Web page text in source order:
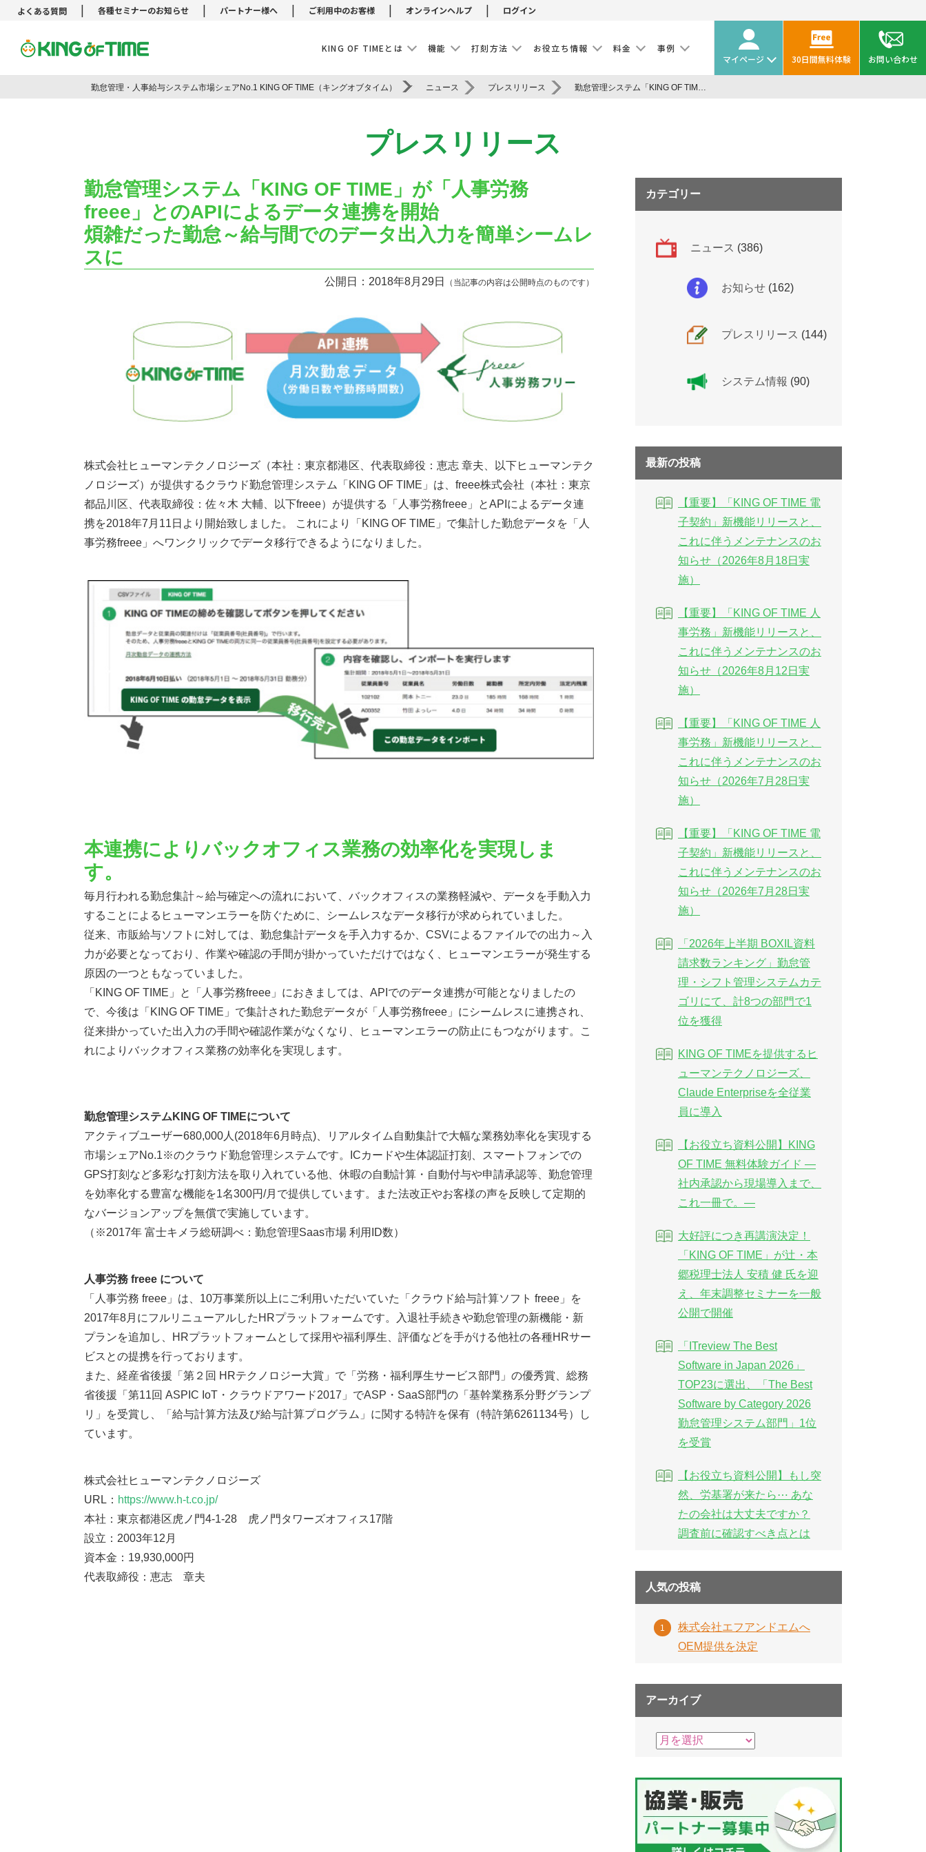
よくある質問 | 各種セミナーのお知らせ | パートナー様へ | ご利用中のお客様 | オンラインヘルプ | ログイン
KING OF TIMEとは 機能 打刻方法 お役立ち情報 料金
事例
マイページ
30日間無料体験 お問い合わせ
勤怠管理・人事給与システム市場シェアNo.1 KING OF TIME（キングオブタイム） ニュース プレスリリース 勤怠管理システム「KING OF TIME」が「人事労務freee」とのAPIによるデータ連携を開始
プレスリリース
勤怠管理システム「KING OF TIME」が「人事労務
freee」とのAPIによるデータ連携を開始
煩雑だった勤怠～給与間でのデータ出入力を簡単シームレ
スに
公開日：2018年8月29日 （当記事の内容は公開時点のものです）
株式会社ヒューマンテクノロジーズ（本社：東京都港区、代表取締役：恵志 章夫、以下ヒューマンテク
ノロジーズ）が提供するクラウド勤怠管理システム「KING OF TIME」は、freee株式会社（本社：東京
都品川区、代表取締役：佐々木 大輔、以下freee）が提供する「人事労務freee」とAPIによるデータ連
携を2018年7月11日より開始致しました。 これにより「KING OF TIME」で集計した勤怠データを「人
事労務freee」へワンクリックでデータ移行できるようになりました。
本連携によりバックオフィス業務の効率化を実現しま
す。
毎月行われる勤怠集計～給与確定への流れにおいて、バックオフィスの業務軽減や、データを手動入力
することによるヒューマンエラーを防ぐために、シームレスなデータ移行が求められていました。
従来、市販給与ソフトに対しては、勤怠集計データを手入力するか、CSVによるファイルでの出力～入
力が必要となっており、作業や確認の手間が掛かっていただけではなく、ヒューマンエラーが発生する
原因の一つともなっていました。
「KING OF TIME」と「人事労務freee」におきましては、APIでのデータ連携が可能となりましたの
で、今後は「KING OF TIME」で集計された勤怠データが「人事労務freee」にシームレスに連携され、
従来掛かっていた出入力の手間や確認作業がなくなり、ヒューマンエラーの防止にもつながります。こ
れによりバックオフィス業務の効率化を実現します。
勤怠管理システムKING OF TIMEについて
アクティブユーザー680,000人(2018年6月時点)、リアルタイム自動集計で大幅な業務効率化を実現する
市場シェアNo.1※のクラウド勤怠管理システムです。ICカードや生体認証打刻、スマートフォンでの
GPS打刻など多彩な打刻方法を取り入れている他、休暇の自動計算・自動付与や申請承認等、勤怠管理
を効率化する豊富な機能を1名300円/月で提供しています。また法改正やお客様の声を反映して定期的
なバージョンアップを無償で実施しています。
（※2017年 富士キメラ総研調べ：勤怠管理Saas市場 利用ID数）
人事労務 freee について
「人事労務 freee」は、10万事業所以上にご利用いただいていた「クラウド給与計算ソフト freee」を
2017年8月にフルリニューアルしたHRプラットフォームです。入退社手続きや勤怠管理の新機能・新
プランを追加し、HRプラットフォームとして採用や福利厚生、評価などを手がける他社の各種HRサー
ビスとの提携を行っております。
また、経産省後援「第２回 HRテクノロジー大賞」で「労務・福利厚生サービス部門」の優秀賞、総務
省後援「第11回 ASPIC IoT・クラウドアワード2017」でASP・SaaS部門の「基幹業務系分野グランプ
リ」を受賞し、「給与計算方法及び給与計算プログラム」に関する特許を保有（特許第6261134号）し
ています。
株式会社ヒューマンテクノロジーズ
URL： https://www.h-t.co.jp/
本社：東京都港区虎ノ門4-1-28 虎ノ門タワーズオフィス17階
設立：2003年12月
資本金：19,930,000円
代表取締役：恵志 章夫
カテゴリー
ニュース (386)
お知らせ (162)
プレスリリース (144)
システム情報 (90)
最新の投稿
【重要】「KING OF TIME 電
子契約」新機能リリースと、
これに伴うメンテナンスのお
知らせ（2026年8月18日実
施）
【重要】「KING OF TIME 人
事労務」新機能リリースと、
これに伴うメンテナンスのお
知らせ（2026年8月12日実
施）
【重要】「KING OF TIME 人
事労務」新機能リリースと、
これに伴うメンテナンスのお
知らせ（2026年7月28日実
施）
【重要】「KING OF TIME 電
子契約」新機能リリースと、
これに伴うメンテナンスのお
知らせ（2026年7月28日実
施）
「2026年上半期 BOXIL資料
請求数ランキング」勤怠管
理・シフト管理システムカテ
ゴリにて、計8つの部門で1
位を獲得
KING OF TIMEを提供するヒ
ューマンテクノロジーズ、
Claude Enterpriseを全従業
員に導入
【お役立ち資料公開】KING
OF TIME 無料体験ガイド ―
社内承認から現場導入まで、
これ一冊で。―
大好評につき再講演決定！
「KING OF TIME」が辻・本
郷税理士法人 安積 健 氏を迎
え、年末調整セミナーを一般
公開で開催
「ITreview The Best
Software in Japan 2026」
TOP23に選出、「The Best
Software by Category 2026
勤怠管理システム部門」1位
を受賞
【お役立ち資料公開】もし突
然、労基署が来たら⋯ あな
たの会社は大丈夫ですか？
調査前に確認すべき点とは
人気の投稿
株式会社エフアンドエムへ
OEM提供を決定
アーカイブ